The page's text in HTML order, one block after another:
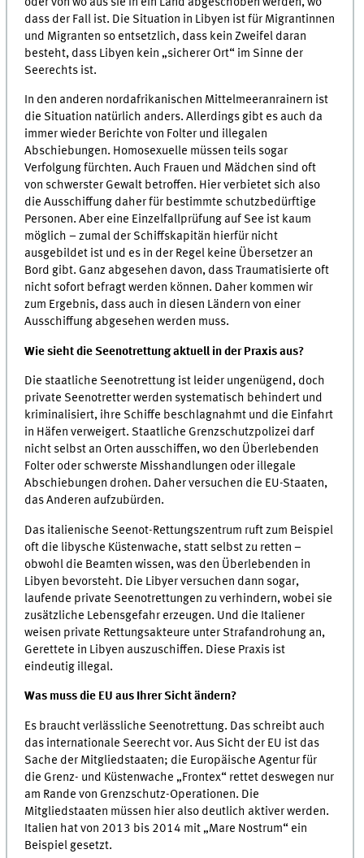
dass der Fall ist. Die Situation in Libyen ist für Migrantinnen
und Migranten so entsetzlich, dass kein Zweifel daran
besteht, dass Libyen kein „sicherer Ort“ im Sinne der
Seerechts ist.
In den anderen nordafrikanischen Mittelmeeranrainern ist
die Situation natürlich anders. Allerdings gibt es auch da
immer wieder Berichte von Folter und illegalen
Abschiebungen. Homosexuelle müssen teils sogar
Verfolgung fürchten. Auch Frauen und Mädchen sind oft
von schwerster Gewalt betroffen. Hier verbietet sich also
die Ausschiffung daher für bestimmte schutzbedürftige
Personen. Aber eine Einzelfallprüfung auf See ist kaum
möglich – zumal der Schiffskapitän hierfür nicht
ausgebildet ist und es in der Regel keine Übersetzer an
Bord gibt. Ganz abgesehen davon, dass Traumatisierte oft
nicht sofort befragt werden können. Daher kommen wir
zum Ergebnis, dass auch in diesen Ländern von einer
Ausschiffung abgesehen werden muss.
Wie sieht die Seenotrettung aktuell in der Praxis aus?
Die staatliche Seenotrettung ist leider ungenügend, doch
private Seenotretter werden systematisch behindert und
kriminalisiert, ihre Schiffe beschlagnahmt und die Einfahrt
in Häfen verweigert. Staatliche Grenzschutzpolizei darf
nicht selbst an Orten ausschiffen, wo den Überlebenden
Folter oder schwerste Misshandlungen oder illegale
Abschiebungen drohen. Daher versuchen die EU-Staaten,
das Anderen aufzubürden.
Das italienische Seenot-Rettungszentrum ruft zum Beispiel
oft die libysche Küstenwache, statt selbst zu retten –
obwohl die Beamten wissen, was den Überlebenden in
Libyen bevorsteht. Die Libyer versuchen dann sogar,
laufende private Seenotrettungen zu verhindern, wobei sie
zusätzliche Lebensgefahr erzeugen. Und die Italiener
weisen private Rettungsakteure unter Strafandrohung an,
Gerettete in Libyen auszuschiffen. Diese Praxis ist
eindeutig illegal.
Was muss die EU aus Ihrer Sicht ändern?
Es braucht verlässliche Seenotrettung. Das schreibt auch
das internationale Seerecht vor. Aus Sicht der EU ist das
Sache der Mitgliedstaaten; die Europäische Agentur für
die Grenz- und Küstenwache „Frontex“ rettet deswegen nur
am Rande von Grenzschutz-Operationen. Die
Mitgliedstaaten müssen hier also deutlich aktiver werden.
Italien hat von 2013 bis 2014 mit „Mare Nostrum“ ein
Beispiel gesetzt.